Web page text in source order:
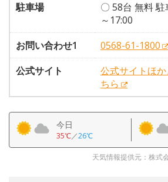
駐車場
〇 58台 無料
～17:00
お問い合わせ1
0568-61-1800
公式サイト
公式サイトほ
ちら
今日
35℃／26℃
天気情報提供元：株式